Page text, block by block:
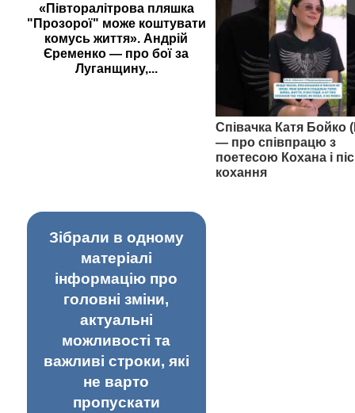
«Півторалітрова пляшка
"Прозорої" може коштувати
комусь життя». Андрій
Єременко — про бої за
Луганщину,...
Співачка Катя Бойко
— про співпрацю з
поетесою Кохана і
кохання
Зібрали в одному
матеріалі
інформацію про
головні зміни,
актуальні
можливості та
важливі строки, які
не варто
пропускати